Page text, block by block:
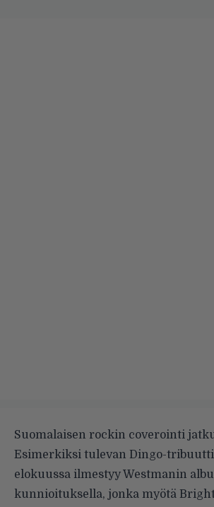
Suomalaisen rockin coverointi
Esimerkiksi tulevan Dingo-
elokuussa ilmestyy Westmanin
kunnioituksella, jonka myötä